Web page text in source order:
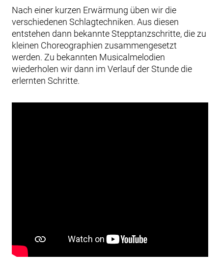
Nach einer kurzen Erwärmung üben wir die
verschiedenen Schlagtechniken. Aus diesen
entstehen dann bekannte Stepptanzschritte, die zu
kleinen Choreographien zusammengesetzt
werden. Zu bekannten Musicalmelodien
wiederholen wir dann im Verlauf der Stunde die
erlernten Schritte.